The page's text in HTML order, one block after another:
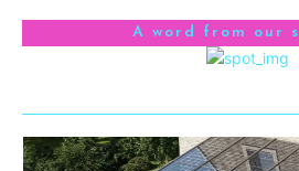
A word from our